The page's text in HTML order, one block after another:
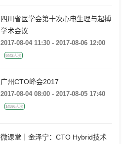
四川省医学会第十次心电生理与起搏
学术会议
2017-08-04 11:30 - 2017-08-06 12:00
8442人次
广州CTO峰会2017
2017-08-04 08:00 - 2017-08-05 17:40
14596人次
微课堂｜金泽宁：CTO Hybrid技术